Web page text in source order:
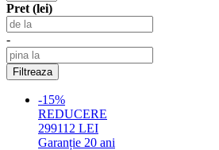
Pret (lei)
-
-15%
REDUCERE
299112 LEI
Garanție 20 ani